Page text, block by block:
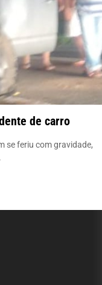
de carro
se feriu com gravidade,